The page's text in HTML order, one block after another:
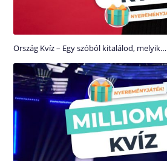
Ország Kvíz – Egy szóból kitalálod, melyik…